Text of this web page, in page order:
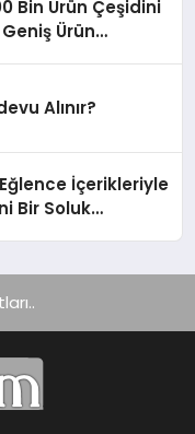
Bin Ürün Çeşidini
Ürün
Alınır?
İçerikleriyle
Bir Soluk